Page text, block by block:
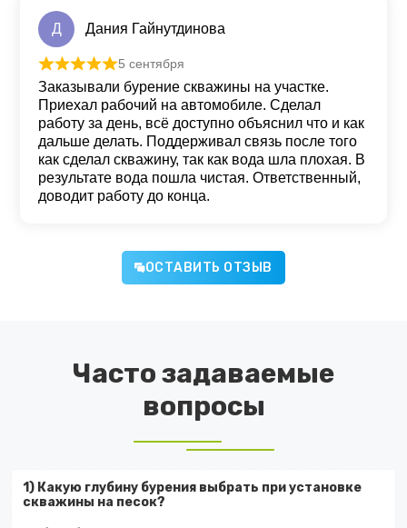
Д Дания Гайнутдинова
Оценка
5 сентября
Заказывали бурение скважины на участке.
Приехал рабочий на автомобиле. Сделал
работу за день, всё доступно объяснил что и как
дальше делать. Поддерживал связь после того
как сделал скважину, так как вода шла плохая. В
результате вода пошла чистая. Ответственный,
доводит работу до конца.
ОСТАВИТЬ ОТЗЫВ
Часто задаваемые
вопросы
1) Какую глубину бурения выбрать при установке
скважины на песок?